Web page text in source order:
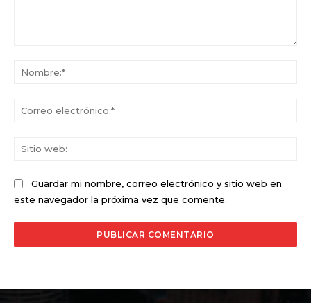
Guardar mi nombre, correo electrónico y sitio web en
este navegador la próxima vez que comente.